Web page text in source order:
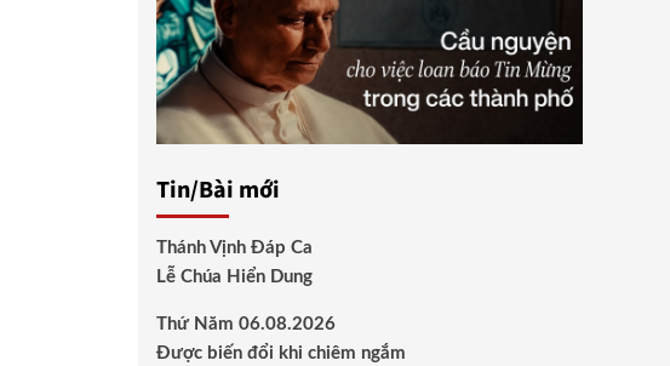
Tin/Bài mới
Thánh Vịnh Đáp Ca
Lễ Chúa Hiển Dung
Thứ Năm 06.08.2026
Được biến đổi khi chiêm ngắm